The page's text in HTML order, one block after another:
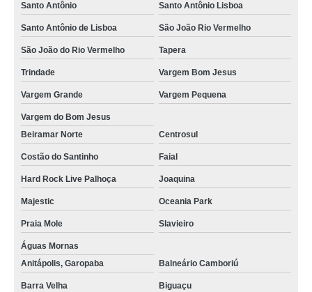
valor de poltronas para locação Campeche Norte
preço de aluguel de poltronas para casamento Cachoeira Bom Jesus
preço de aluguel poltrona Córrego Grande
locação de poltronas para casamento Biguaçu
aluguel de poltronas para festas valor Costeira do Pirajubaé
aluguel de poltronas reclináveis São Francisco do Sul
aluguel poltrona preço Açores
preço de locação de poltronas para casamento Centro
Santo Antônio Santo Antônio Lisboa
Santo Antônio de Lisboa São João Rio Vermelho
São João do Rio Vermelho Tapera
Trindade Vargem Bom Jesus
Vargem Grande Vargem Pequena
Vargem do Bom Jesus
Beiramar Norte
Centrosul
Costão do Santinho Faial
Hard Rock Live Palhoça Joaquina
Majestic Oceania Park
Praia Mole Slavieiro
Águas Mornas
Anitápolis, Garopaba
Balneário Camboriú
Barra Velha Biguaçu